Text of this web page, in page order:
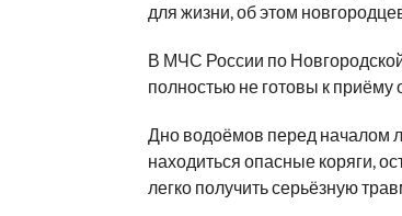
для жизни, об этом
В МЧС России по
полностью не готовы к
Дно водоёмов перед началом
находиться опасные коряги,
легко получить серьёзную